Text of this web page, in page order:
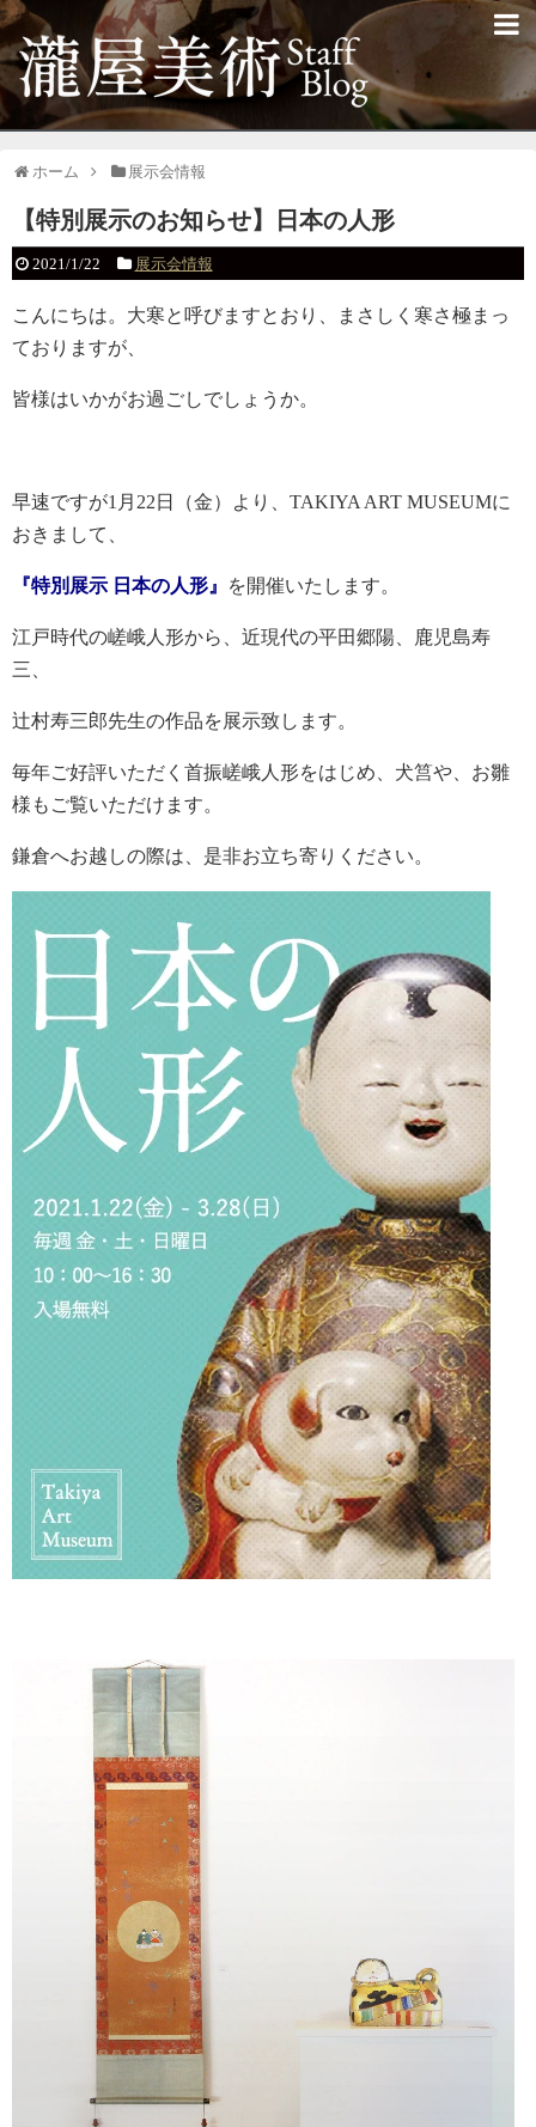
ホーム 展示会情報
【特別展示のお知らせ】日本の人形
2021/1/22 展示会情報
こんにちは。大寒と呼びますとおり、まさしく寒さ極まっ
ておりますが、
皆様はいかがお過ごしでしょうか。
早速ですが1月22日（金）より、TAKIYA ART MUSEUMに
おきまして、
『特別展示 日本の人形』 を開催いたします。
江戸時代の嵯峨人形から、近現代の平田郷陽、鹿児島寿
三、
辻村寿三郎先生の作品を展示致します。
毎年ご好評いただく首振嵯峨人形をはじめ、犬筥や、お雛
様もご覧いただけます。
鎌倉へお越しの際は、是非お立ち寄りください。